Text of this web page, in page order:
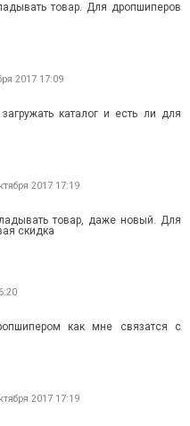
товар. Для дропшиперов
2017 17:09
каталог и есть ли для
2017 17:19
товар, даже новый. Для
скидка
как мне связатся с
2017 17:19